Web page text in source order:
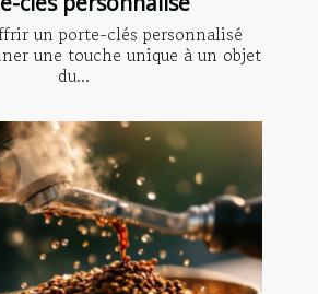
un porte-clés personnalisé
une touche unique à un objet
du...